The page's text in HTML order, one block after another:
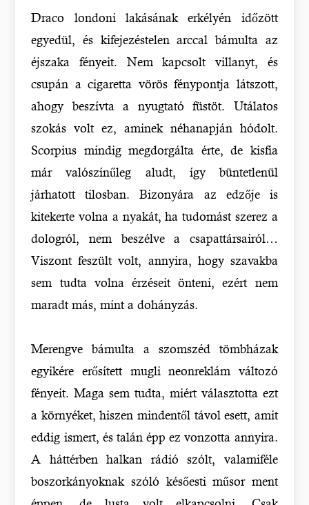
Draco londoni lakásának erkélyén időzött
egyedül, és kifejezéstelen arccal bámulta az
éjszaka fényeit. Nem kapcsolt villanyt, és
csupán a cigaretta vörös fénypontja látszott,
ahogy beszívta a nyugtató füstöt. Utálatos
szokás volt ez, aminek néhanapján hódolt.
Scorpius mindig megdorgálta érte, de kisfia
már valószínűleg aludt, így büntetlenül
járhatott tilosban. Bizonyára az edzője is
kitekerte volna a nyakát, ha tudomást szerez a
dologról, nem beszélve a csapattársairól…
Viszont feszült volt, annyira, hogy szavakba
sem tudta volna érzéseit önteni, ezért nem
maradt más, mint a dohányzás.
Merengve bámulta a szomszéd tömbházak
egyikére erősített mugli neonreklám változó
fényeit. Maga sem tudta, miért választotta ezt
a környéket, hiszen mindentől távol esett, amit
eddig ismert, és talán épp ez vonzotta annyira.
A háttérben halkan rádió szólt, valamiféle
boszorkányoknak szóló későesti műsor ment